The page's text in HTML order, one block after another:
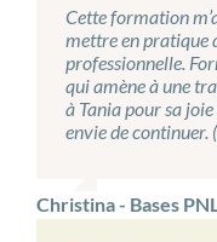
Cette formation
mettre en pratique
professionnelle.
qui amène à une
à Tania pour sa
envie de
Christina - Bases